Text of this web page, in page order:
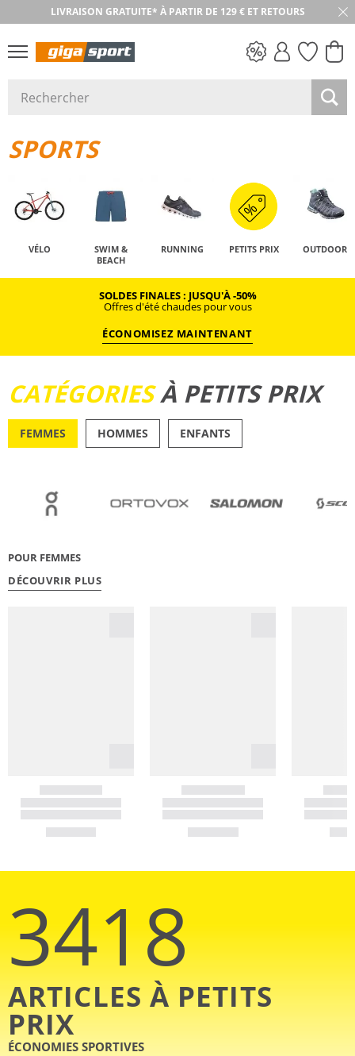
LIVRAISON GRATUITE* À PARTIR DE 129 € ET RETOURS
RETOUR SOUS 30 JOURS
SPORTS
VÉLO
SWIM &
BEACH
RUNNING PETITS PRIX OUTDOOR
SOLDES FINALES : JUSQU'À -50%
Offres d'été chaudes pour vous
ÉCONOMISEZ MAINTENANT
CATÉGORIESÀ PETITS PRIX
FEMMES HOMMES ENFANTS
POUR FEMMES
DÉCOUVRIR PLUS
3418
ARTICLES À PETITS
PRIX
ÉCONOMIES SPORTIVES